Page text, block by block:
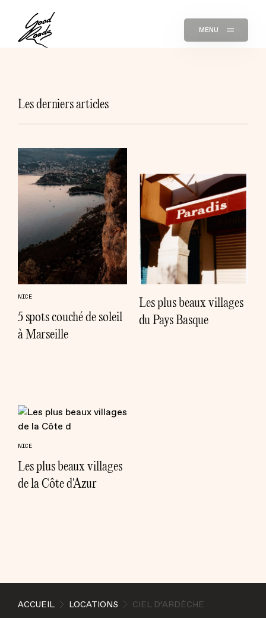
J'accepte que les informations soient traitées
MENU
Les derniers articles
NICE
5 spots couché de soleil
à Marseille
Les plus beaux villages
du Pays Basque
NICE
Les plus beaux villages
de la Côte d'Azur
ACCUEIL LOCATIONS CIEL D’ARDÈCHE